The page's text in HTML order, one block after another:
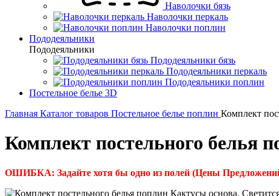
Наволочки бязь
Наволочки перкаль
Наволочки поплин
Пододеяльники
Пододеяльники
Пододеяльники бязь
Пододеяльники перкаль
Пододеяльники поплин
Постельное белье 3D
Главная Каталог товаров Постельное белье поплин Комплект
Комплект постельного белья
ОШИБКА: Задайте хотя бы одно из полей (Цены